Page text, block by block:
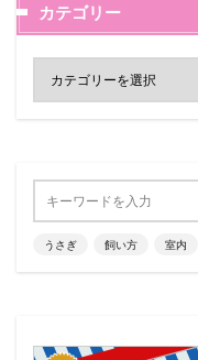
カテゴリー
うさぎ 飼い方 室内